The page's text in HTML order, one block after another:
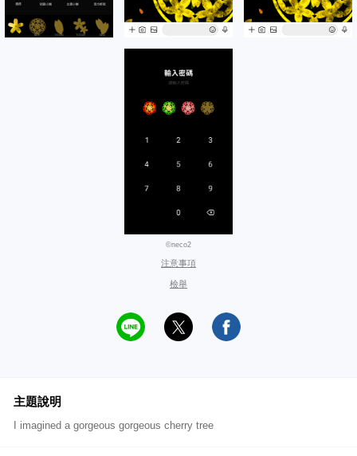
©neco2
注意事項
檢舉
主題說明
I imagined a gorgeous gorgeous cherry tree